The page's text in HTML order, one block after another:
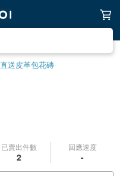
送皮革包花磚
已賣出件數
2
回應速度
-